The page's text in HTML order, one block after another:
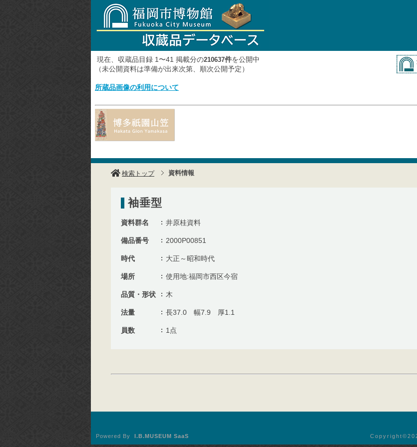
現在、収蔵品目録 1〜41 掲載分の210637件を公開中
（未公開資料は準備が出来次第、順次公開予定）
所蔵品画像の利用について
検索トップ 資料情報
袖垂型
資料群名 井原桂資料
備品番号 2000P00851
時代 大正～昭和時代
場所 使用地:福岡市西区今宿
品質・形状 木
法量 長37.0 幅7.9 厚1.1
員数 1点
Powered By I.B.MUSEUM SaaS